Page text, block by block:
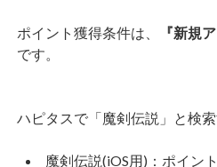
ポイント獲得条件は、
『新規
です。
ハピタスで「魔剣伝説」と検
魔剣伝説(iOS用)：ポイン